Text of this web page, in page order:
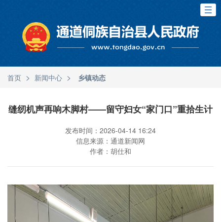
首页 > 新闻中心 > 乡镇动态
缝纫机声再响木脚村——留守妇女“家门口”重拾生计
发布时间：2026-04-14 16:24
信息来源：通道新闻网
作者：胡仕和